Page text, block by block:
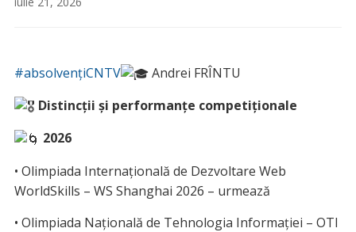
#absolvențiCNTV
Andrei FRÎNTU
Distincții și performanțe competiționale
2026
• Olimpiada Internațională de Dezvoltare Web
WorldSkills – WS Shanghai 2026 – urmează
• Olimpiada Națională de Tehnologia Informației – OTI